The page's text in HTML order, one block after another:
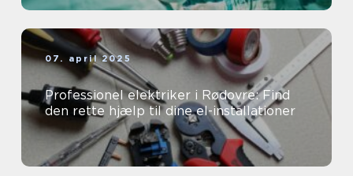
07. april 2025
Professionel elektriker i Rødovre: Find
den rette hjælp til dine el-installationer